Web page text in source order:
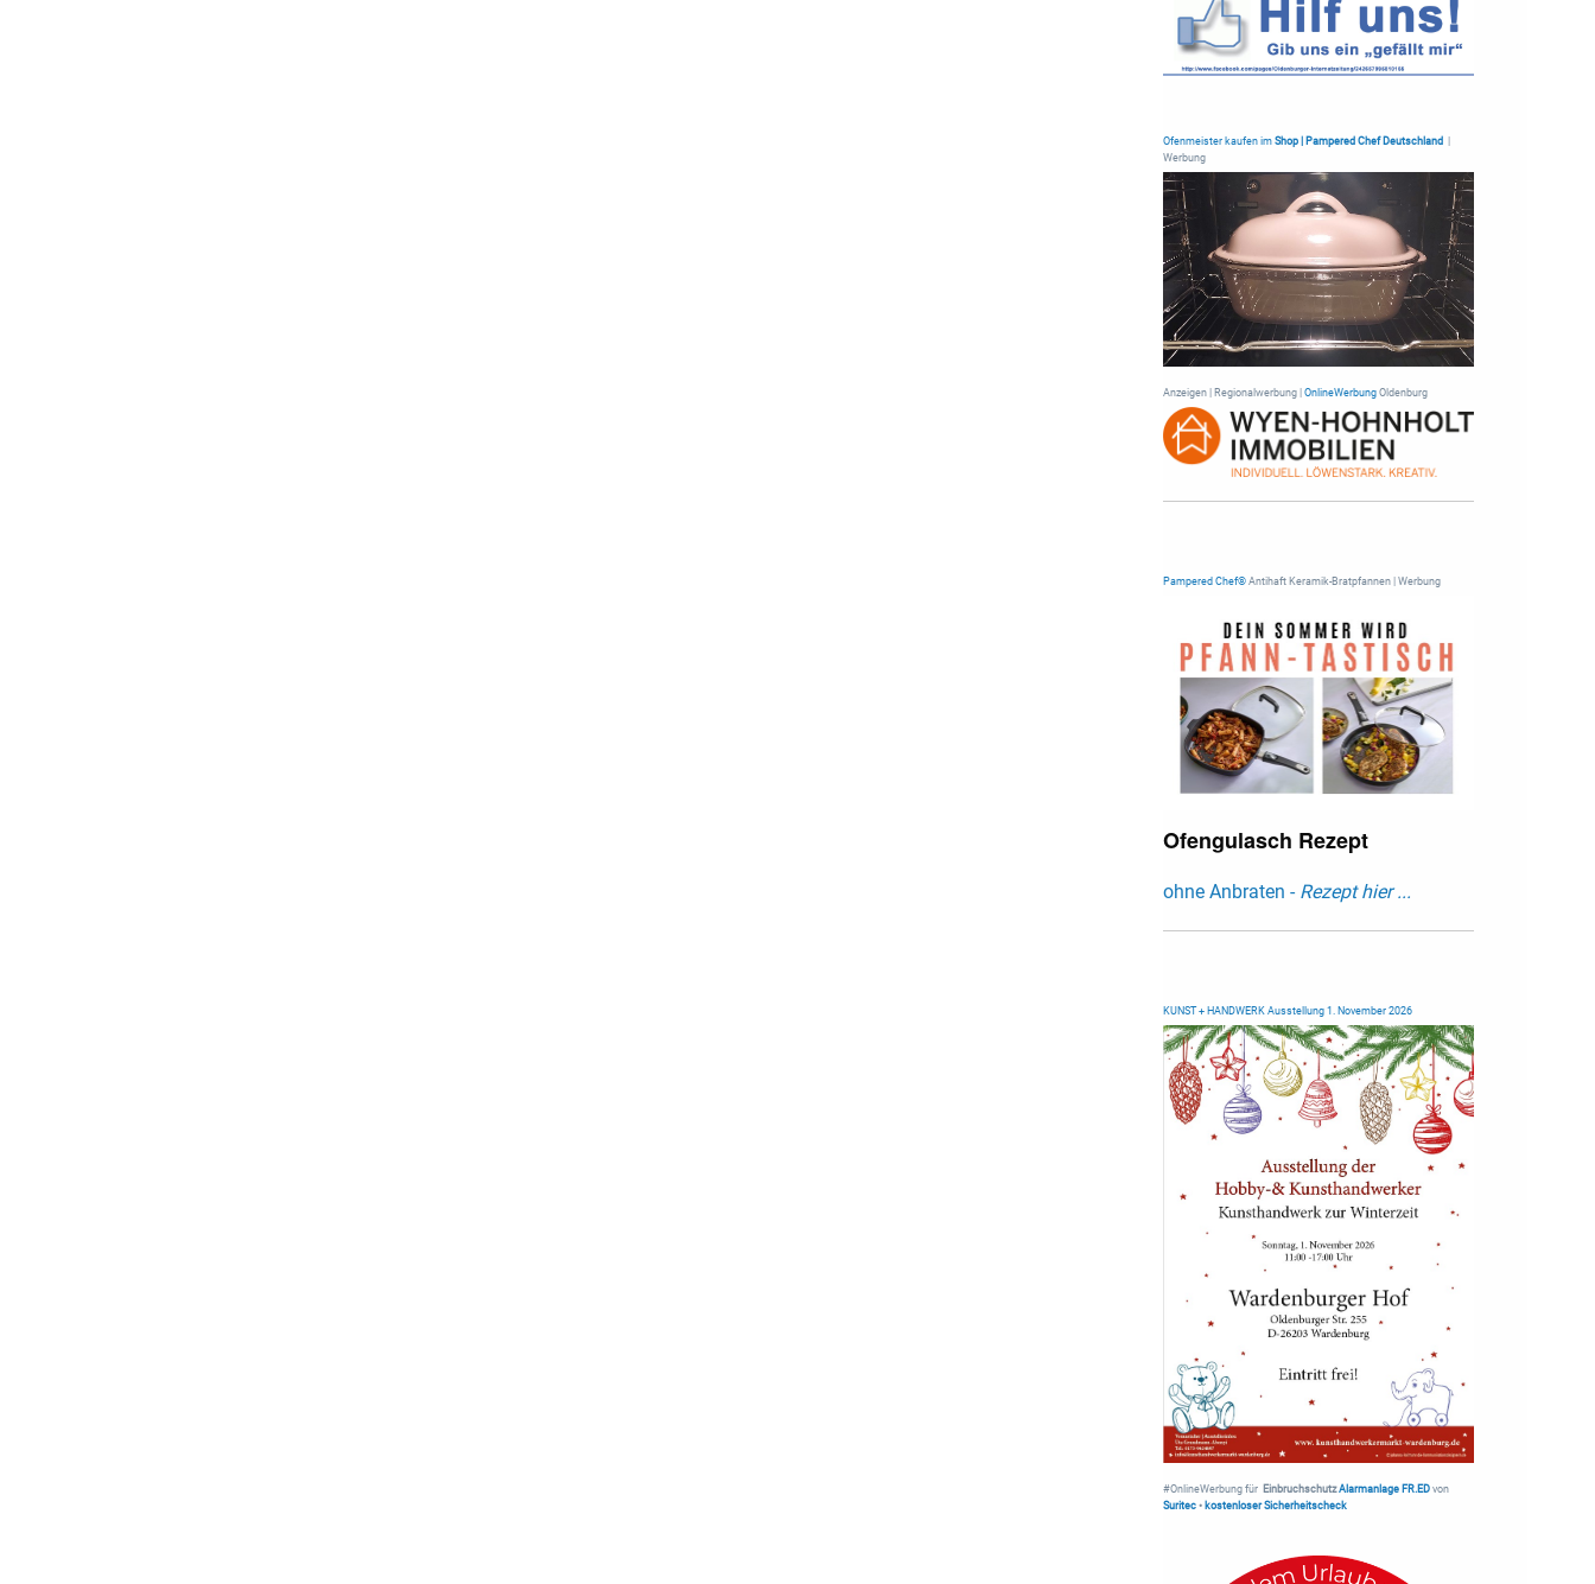
Ofenmeister kaufen im Shop | Pampered Chef Deutschland
Werbung
Anzeigen | Regionalwerbung | OnlineWerbungOldenburg
Pampered Chef®Antihaft Keramik-Bratpfannen | Werbung
Ofengulasch Rezept
ohne Anbraten - Rezept hier ...
KUNST + HANDWERK Ausstellung 1. November 2026
#OnlineWerbung für Einbruchschutz Alarmanlage FR.ED von
Suritec• kostenloser Sicherheitscheck